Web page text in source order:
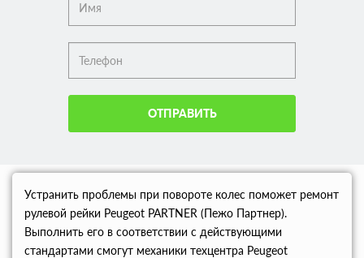
ОТПРАВИТЬ
Устранить проблемы при повороте колес поможет ремонт
рулевой рейки Peugeot PARTNER (Пежо Партнер).
Выполнить его в соответствии с действующими
стандартами смогут механики техцентра Peugeot